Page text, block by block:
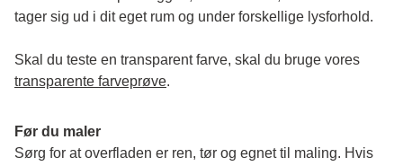
tager sig ud i dit eget rum og under forskellige lysforhold.
transparente farveprøve.
Før du maler
Sørg for at overfladen er ren, tør og egnet til maling. Hvis